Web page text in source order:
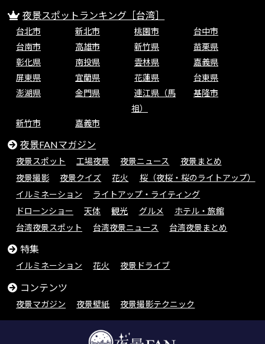
夜景スポットランキング［台湾］
台北市 新北市 桃園市
台中市
台南市
高雄市 新竹県
苗栗県
彰化県
南投県 雲林県
嘉義県
屏東県
宜蘭県 花蓮県
台東県
澎湖県
金門県
連江県（馬
祖）
基隆市
新竹市 嘉義市
夜景FANマガジン
夜景スポット 工場夜景 夜景ニュース
夜景まとめ
夜景撮影
夜景クイズ 花火
桜（夜桜・桜のライトアップ）
イルミネーション
ライトアップ・ライティング
ドローンショー
天体 観光 グルメ
ホテル・旅館
台湾夜景スポット
台湾夜景ニュース 台湾夜景まとめ
特集
イルミネーション 花火 夜景ドライブ
コンテンツ
夜景マガジン 夜景壁紙 夜景撮影テクニック